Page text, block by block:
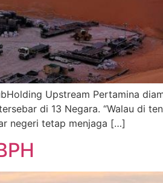
Upstream Pertamina
di 13 Negara. “Walau di
negeri tetap menjaga […]